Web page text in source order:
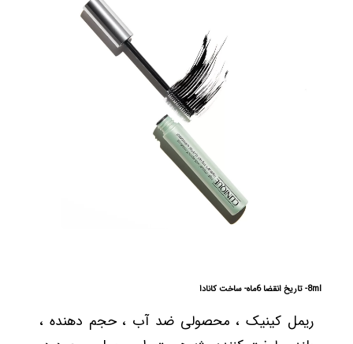
8ml- تاریخ انقضا 6ماه- ساخت کانادا
ریمل کینیک ، محصولی ضد آب ، حجم دهنده ،